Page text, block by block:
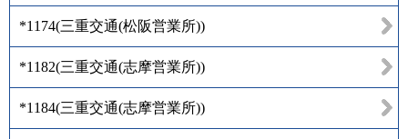
*1174(三重交通(松阪営業所))
*1182(三重交通(志摩営業所))
*1184(三重交通(志摩営業所))